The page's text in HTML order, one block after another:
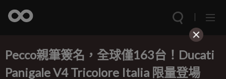
Pecco親筆簽名，全球僅163台！Ducati
Panigale V4 Tricolore Italia 限量登場